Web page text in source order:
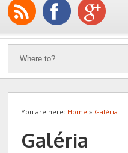
You are here: Home » Galéria
Galéria